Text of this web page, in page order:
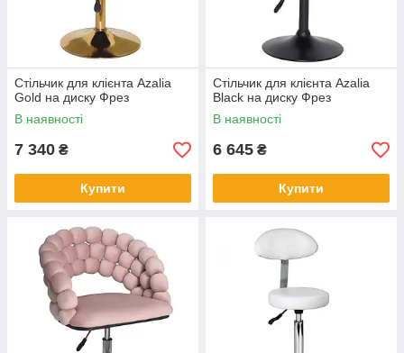
Стільчик для клієнта Azalia
Gold на диску Фрез
В наявності
7 340 ₴
Купити
Стільчик для клієнта Azalia
Black на диску Фрез
В наявності
6 645 ₴
Купити